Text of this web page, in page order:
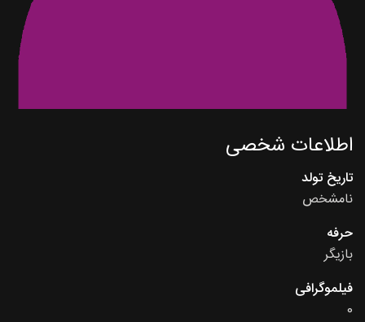
اطلاعات شخصی
تاریخ تولد
نامشخص
حرفه
بازیگر
فیلموگرافی
0